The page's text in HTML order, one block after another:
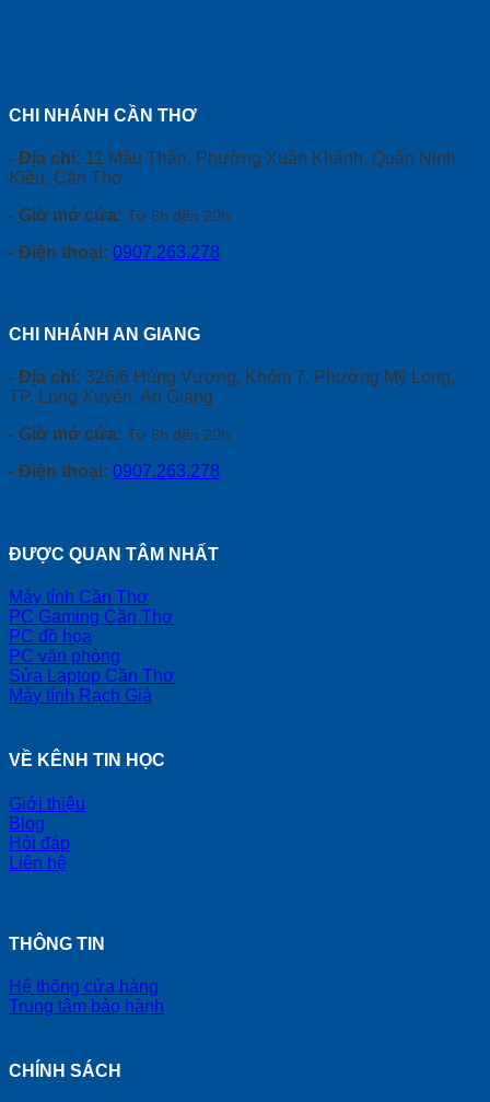
CHI NHÁNH CẦN THƠ
- Địa chỉ: 11 Mậu Thân, Phường Xuân Khánh, Quận Ninh
Kiều, Cần Thơ
- Giờ mở cửa: Từ 8h đến 20h
- Điện thoại: 0907.263.278
CHI NHÁNH AN GIANG
- Địa chỉ: 326/6 Hùng Vương, Khóm 7, Phường Mỹ Long,
TP. Long Xuyên, An Giang
- Giờ mở cửa: Từ 8h đến 20h
- Điện thoại: 0907.263.278
ĐƯỢC QUAN TÂM NHẤT
Máy tính Cần Thơ
PC Gaming Cần Thơ
PC đồ họa
PC văn phòng
Sửa Laptop Cần Thơ
Máy tính Rạch Giá
VỀ KÊNH TIN HỌC
Giới thiệu
Blog
Hỏi đáp
Liên hệ
THÔNG TIN
Hệ thống cửa hàng
Trung tâm bảo hành
CHÍNH SÁCH